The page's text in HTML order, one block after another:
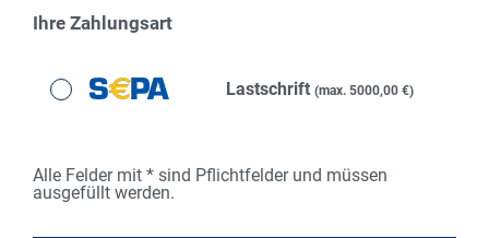
Ihre Zahlungsart
Lastschrift (max. 5000,00 €)
Alle Felder mit * sind Pflichtfelder und müssen
ausgefüllt werden.